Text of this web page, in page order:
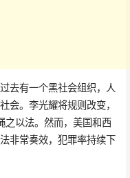
去有一个黑社会组织，人
会。李光耀将规则改变，
之以法。然而，美国和西
非常奏效，犯罪率持续下